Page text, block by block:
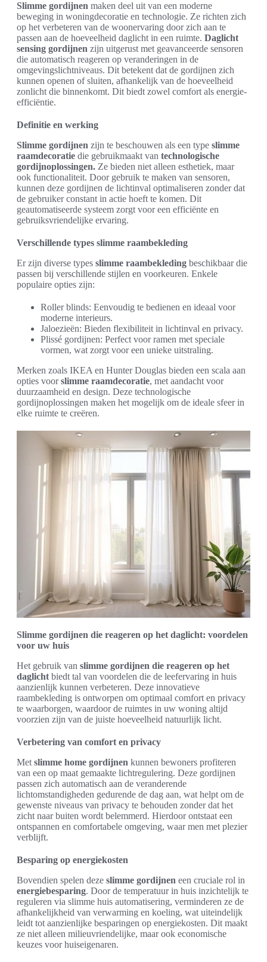
Slimme gordijnen maken deel uit van een moderne
beweging in woningdecoratie en technologie. Ze richten zich
op het verbeteren van de woonervaring door zich aan te
passen aan de hoeveelheid daglicht in een ruimte. Daglicht
sensing gordijnen zijn uitgerust met geavanceerde sensoren
die automatisch reageren op veranderingen in de
omgevingslichtniveaus. Dit betekent dat de gordijnen zich
kunnen openen of sluiten, afhankelijk van de hoeveelheid
zonlicht die binnenkomt. Dit biedt zowel comfort als energie-
efficiëntie.
Definitie en werking
Slimme gordijnen zijn te beschouwen als een type slimme
raamdecoratie die gebruikmaakt van technologische
gordijnoplossingen. Ze bieden niet alleen esthetiek, maar
ook functionaliteit. Door gebruik te maken van sensoren,
kunnen deze gordijnen de lichtinval optimaliseren zonder dat
de gebruiker constant in actie hoeft te komen. Dit
geautomatiseerde systeem zorgt voor een efficiënte en
gebruiksvriendelijke ervaring.
Verschillende types slimme raambekleding
Er zijn diverse types slimme raambekleding beschikbaar die
passen bij verschillende stijlen en voorkeuren. Enkele
populaire opties zijn:
Roller blinds: Eenvoudig te bedienen en ideaal voor
moderne interieurs.
Jaloezieën: Bieden flexibiliteit in lichtinval en privacy.
Plissé gordijnen: Perfect voor ramen met speciale
vormen, wat zorgt voor een unieke uitstraling.
Merken zoals IKEA en Hunter Douglas bieden een scala aan
opties voorslimme raamdecoratie, met aandacht voor
duurzaamheid en design. Deze technologische
gordijnoplossingen maken het mogelijk om de ideale sfeer in
elke ruimte te creëren.
Slimme gordijnen die reageren op het daglicht: voordelen
voor uw huis
Het gebruik van slimme gordijnen die reageren op het
daglicht biedt tal van voordelen die de leefervaring in huis
aanzienlijk kunnen verbeteren. Deze innovatieve
raambekleding is ontworpen om optimaal comfort en privacy
te waarborgen, waardoor de ruimtes in uw woning altijd
voorzien zijn van de juiste hoeveelheid natuurlijk licht.
Verbetering van comfort en privacy
Met slimme home gordijnen kunnen bewoners profiteren
van een op maat gemaakte lichtregulering. Deze gordijnen
passen zich automatisch aan de veranderende
lichtomstandigheden gedurende de dag aan, wat helpt om de
gewenste niveaus van privacy te behouden zonder dat het
zicht naar buiten wordt belemmerd. Hierdoor ontstaat een
ontspannen en comfortabele omgeving, waar men met plezier
verblijft.
Besparing op energiekosten
Bovendien spelen deze slimme gordijnen een cruciale rol in
energiebesparing. Door de temperatuur in huis inzichtelijk te
reguleren via slimme huis automatisering, verminderen ze de
afhankelijkheid van verwarming en koeling, wat uiteindelijk
leidt tot aanzienlijke besparingen op energiekosten. Dit maakt
ze niet alleen milieuvriendelijke, maar ook economische
keuzes voor huiseigenaren.